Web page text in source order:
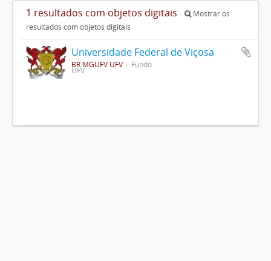
1 resultados com objetos digitais
Mostrar os
resultados com objetos digitais
Universidade Federal de Viçosa
BR MGUFV UFV Fundo
UFV